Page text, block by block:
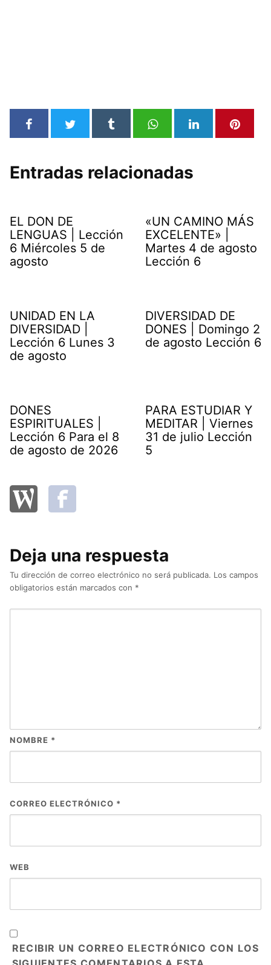
Entradas relacionadas
EL DON DE
LENGUAS | Lección
6 Miércoles 5 de
agosto
«UN CAMINO MÁS
EXCELENTE» |
Martes 4 de agosto
Lección 6
UNIDAD EN LA
DIVERSIDAD |
Lección 6 Lunes 3
de agosto
DIVERSIDAD DE
DONES | Domingo 2
de agosto Lección 6
DONES
ESPIRITUALES |
Lección 6 Para el 8
de agosto de 2026
PARA ESTUDIAR Y
MEDITAR | Viernes
31 de julio Lección
5
Deja una respuesta
Tu dirección de correo electrónico no será publicada. Los campos
obligatorios están marcados con *
NOMBRE *
CORREO ELECTRÓNICO *
WEB
RECIBIR UN CORREO ELECTRÓNICO CON LOS